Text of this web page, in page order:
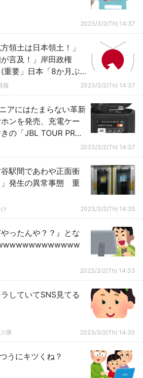
2023/3/2(Th) 14:37
領土は日本領土！」
言及！」岸田政権
(重要」日本「8か月ぶ
ハリン2「制裁対象
報 2023/3/2(Th) 14:37
アにはたまらない革新
ンを発売、充電ケー
の「JBL TOUR PRO
2023/3/2(Th) 14:37
駅間であわや正面衝
」発生の異常事態 重
2023/3/2(Th) 14:35
ったんや？？』とな
2023/3/2(Th) 14:33
していてSNS見てる
隊 2023/3/2(Th) 14:30
うにキツくね？